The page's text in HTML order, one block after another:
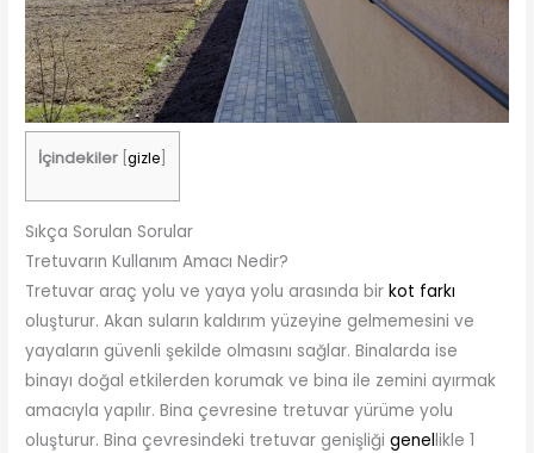
İçindekiler [gizle
Sıkça Sorulan Sorular
Tretuvarın Kullanım Amacı Nedir?
Tretuvar araç yolu ve yaya yolu arasında birkot farkı
oluşturur. Akan suların kaldırım yüzeyine gelmemesini ve
yayaların güvenli şekilde olmasını sağlar. Binalarda ise
binayı doğal etkilerden korumak ve bina ile zemini ayırmak
amacıyla yapılır. Bina çevresine tretuvar yürüme yolu
oluşturur. Bina çevresindeki tretuvar genişliğigenellikle 1